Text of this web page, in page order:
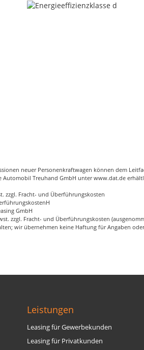
neuer Personenkraftwagen können dem
Automobil Treuhand GmbH unterwww.dat.de
zzgl. Fracht- und Überführungskosten
GmbH
zzgl. Fracht- und Überführungskosten
wir übernehmen keine Haftung für Angaben
Leistungen
Leasing für Gewerbekunden
Leasing für Privatkunden